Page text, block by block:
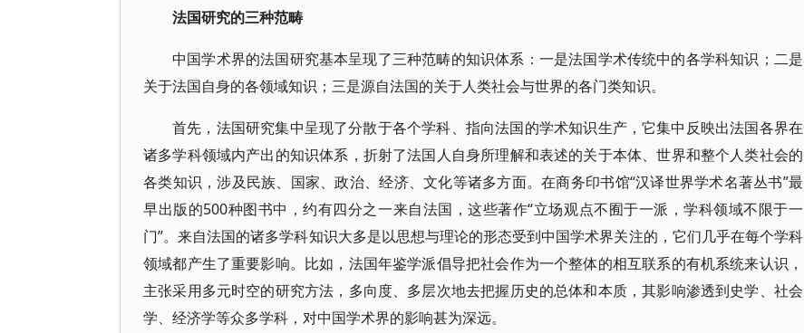
法国研究的三种范畴
中国学术界的法国研究基本呈现了三种范畴的知识体系：一是法国学术传统中的各学科知识；二是
关于法国自身的各领域知识；三是源自法国的关于人类社会与世界的各门类知识。
首先，法国研究集中呈现了分散于各个学科、指向法国的学术知识生产，它集中反映出法国各界在
诸多学科领域内产出的知识体系，折射了法国人自身所理解和表述的关于本体、世界和整个人类社会的
各类知识，涉及民族、国家、政治、经济、文化等诸多方面。在商务印书馆“汉译世界学术名著丛书”最
早出版的500种图书中，约有四分之一来自法国，这些著作“立场观点不囿于一派，学科领域不限于一
门”。来自法国的诸多学科知识大多是以思想与理论的形态受到中国学术界关注的，它们几乎在每个学科
领域都产生了重要影响。比如，法国年鉴学派倡导把社会作为一个整体的相互联系的有机系统来认识，
主张采用多元时空的研究方法，多向度、多层次地去把握历史的总体和本质，其影响渗透到史学、社会
学、经济学等众多学科，对中国学术界的影响甚为深远。